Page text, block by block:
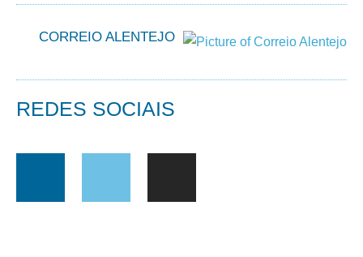
CORREIO ALENTEJO
REDES SOCIAIS